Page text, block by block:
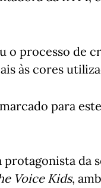
processo de
às cores
para
protagonista da
Voice Kids,